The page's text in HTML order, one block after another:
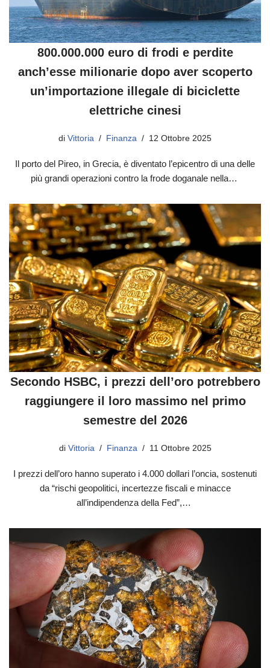
800.000.000 euro di frodi e perdite
anch’esse milionarie dopo aver scoperto
un’importazione illegale di biciclette
elettriche cinesi
di Vittoria Finanza 12 Ottobre 2025
Il porto del Pireo, in Grecia, è diventato l’epicentro di una delle
più grandi operazioni contro la frode doganale nella…
Secondo HSBC, i prezzi dell’oro potrebbero
raggiungere il loro massimo nel primo
semestre del 2026
di Vittoria Finanza 11 Ottobre 2025
I prezzi dell’oro hanno superato i 4.000 dollari l’oncia, sostenuti
da “rischi geopolitici, incertezze fiscali e minacce
all’indipendenza della Fed”,…